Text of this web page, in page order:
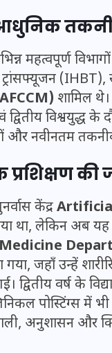
आधुनिक
महत्वपूर्ण
ट्रांसफ्यूजन
शामिल
विश्वयुद्ध
नवीनतम
की
केंद्र
था, लेकिन अब यह
जहाँ उन्हें
द्वितीय वर्ष के
पोस्टिंग्स में
अनुशासन और
के पदों
जारी,
पंखे